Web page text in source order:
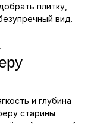
плитку,
вид.
и глубина
старины